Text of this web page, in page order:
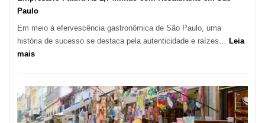
Segundo
Fundação
Seade
Paulo
Em meio à efervescência gastronômica de São Paulo, uma
história de sucesso se destaca pela autenticidade e raízes…
Leia
mais:
R$
1,7
Milhão